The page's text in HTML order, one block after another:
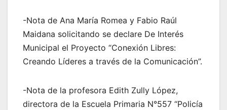
-Nota de Ana María Romea y Fabio Raúl
Maidana solicitando se declare De Interés
Municipal el Proyecto “Conexión Libres:
Creando Líderes a través de la Comunicación”.
-Nota de la profesora Edith Zully López,
directora de la Escuela Primaria N°557 “Policía